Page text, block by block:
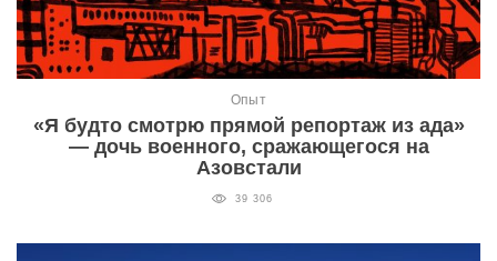
Опыт
«Я будто смотрю прямой репортаж из ада»
— дочь военного, сражающегося на
Азовстали
39 306